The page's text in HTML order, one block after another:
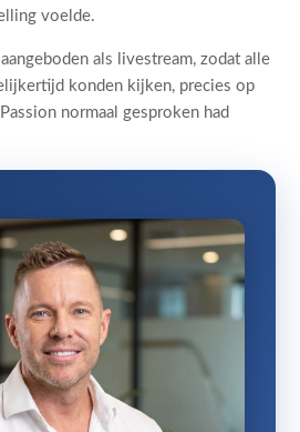
voelde.
als livestream, zodat alle
konden kijken, precies op
normaal gesproken had